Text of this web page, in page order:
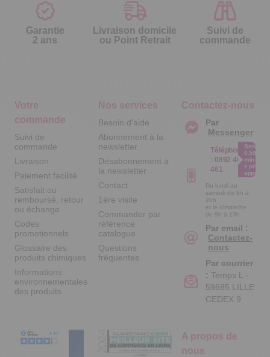
Garantie
2 ans
Livraison domicile
ou Point Retrait
Suivi de
commande
Votre
commande
Suivi de
commande
Livraison
Paiement facilité
Satisfait ou
remboursé, retour
ou échange
Codes
promotionnels
Glossaire des
produits chimiques
Informations
environnementales
des produits
Nos services
Besoin d'aide
Abonnement à la
newsletter
Désabonnement à
la newsletter
Contact
1ère visite
Commander par
référence
catalogue
Questions
fréquentes
A propos de
nous
Contactez-nous
Par
Messenger
Téléphone
: 0892 461
461
Service
0.50€ /
min
+ prix
appel
Du lundi au
samedi de 8h à
20h
et le dimanche
de 9h à 13h
Par email :
Contactez-
nous
Par courrier
: Temps L -
59685 LILLE
CEDEX 9